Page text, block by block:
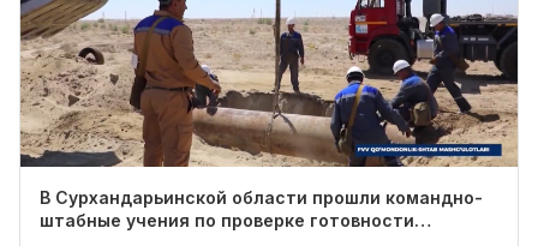
В Сурхандарьинской области прошли командно-
штабные учения по проверке готовности